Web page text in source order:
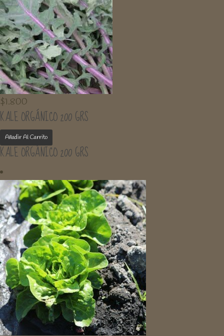
$1.800
KALE ORGÁNICO 200 GRS
Añadir Al Carrito
KALE ORGÁNICO 200 GRS